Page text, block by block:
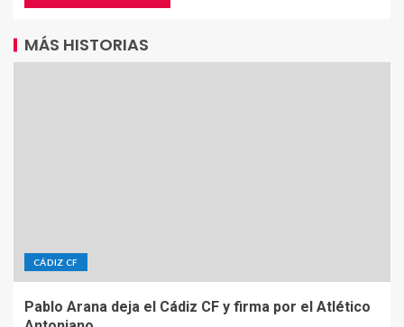
MÁS HISTORIAS
CÁDIZ CF
Pablo Arana deja el Cádiz CF y firma por el Atlético